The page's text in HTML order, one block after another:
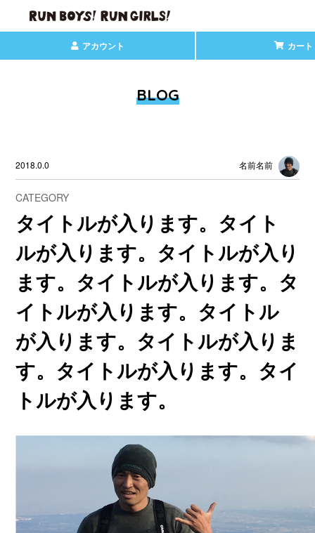
アカウント カート
BLOG
2018.0.0 名前名前
CATEGORY
タイトルが入ります。タイト
ルが入ります。タイトルが入り
ます。タイトルが入ります。タ
イトルが入ります。タイトル
が入ります。タイトルが入りま
す。タイトルが入ります。タイ
トルが入ります。